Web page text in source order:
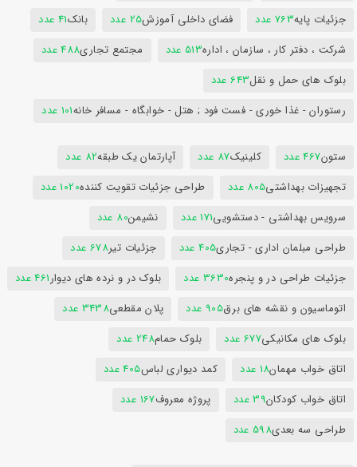
جزئیات پایه763 عدد فضای داخلی آموزش25 عدد بانک41 عدد
شرکت ، دفتر کار ، سازمان ، اداره513 عدد مجتمع تجاری488 عدد
بلوک های حمل و نقل643 عدد
رستوران - غذا خوری - فست فود ; هتل - خوابگاه - مسافر خانه101 عدد
ستون467 عدد کلینیک87 عدد آپارتمان یک طبقه82 عدد
تجهیزات بهداشتی805 عدد طراحی جزئیات تقویت کننده1020 عدد
سرویس بهداشتی - دستشویی171 عدد نشیمن80 عدد
طراحی مبلمان اداری - تجاری405 عدد جزئیات تیر678 عدد
جزئیات طراحی در و پنجره3630 عدد بلوک در و نرده های دیوار461 عدد
اتوماسیون و نقشه های برق905 عدد پلان مقطعی3438 عدد
بلوک های مکانیکی677 عدد بلوک حمام248 عدد
اتاق خواب مهمان18 عدد کمد دیواری لباس405 عدد
اتاق خواب کودکان39 عدد پروژه معروف167 عدد
طراحی سه بعدی598 عدد